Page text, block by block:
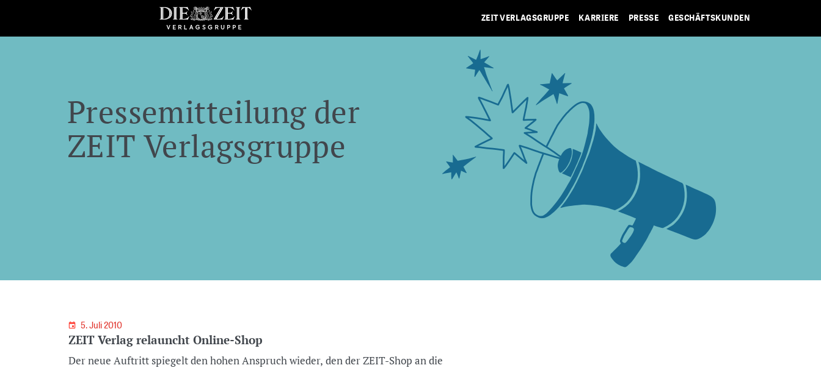
ZEIT VERLAGSGRUPPE KARRIERE PRESSE GESCHÄFTSKUNDEN
Pressemitteilung der
ZEIT Verlagsgruppe
5. Juli 2010
ZEIT Verlag relauncht Online-Shop
Der neue Auftritt spiegelt den hohen Anspruch wieder, den der ZEIT-Shop an die